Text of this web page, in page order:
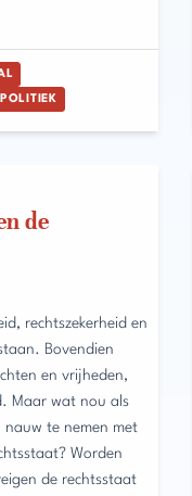
POLITIEK
de
rechtszekerheid en
Bovendien
en vrijheden,
Maar wat nou als
nauw te nemen met
Worden
de rechtsstaat